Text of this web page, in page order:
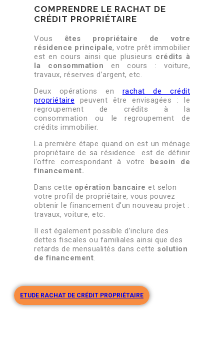
COMPRENDRE LE RACHAT DE
CRÉDIT PROPRIÉTAIRE
Vous êtes propriétaire de votre
résidence principale, votre prêt immobilier
est en cours ainsi que plusieurs crédits à
la consommation en cours : voiture,
travaux, réserves d’argent, etc.
Deux opérations en rachat de crédit
propriétaire peuvent être envisagées : le
regroupement de crédits à la
consommation ou le regroupement de
crédits immobilier.
La première étape quand on est un ménage
propriétaire de sa résidence est de définir
l’offre correspondant à votre besoin de
financement.
Dans cette opération bancaire et selon
votre profil de propriétaire, vous pouvez
obtenir le financement d’un nouveau projet :
travaux, voiture, etc.
Il est également possible d’inclure des
dettes fiscales ou familiales ainsi que des
retards de mensualités dans cette solution
de financement.
ETUDE RACHAT DE CRÉDIT PROPRIÉTAIRE